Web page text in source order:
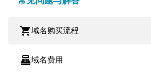
shopping_cart域名购买流程
point_of_sale域名费用